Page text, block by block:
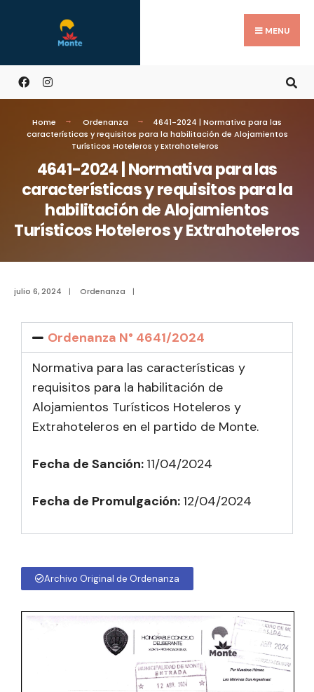
MENU
Home Ordenanza
4641-2024 | Normativa para las
características y requisitos para la habilitación de Alojamientos
Turísticos Hoteleros y Extrahoteleros
4641-2024 | Normativa para las
características y requisitos para la
habilitación de Alojamientos
Turísticos Hoteleros y Extrahoteleros
julio 6, 2024 | Ordenanza |
Ordenanza N° 4641/2024
Normativa para las características y
requisitos para la habilitación de
Alojamientos Turísticos Hoteleros y
Extrahoteleros en el partido de Monte.
Fecha de Sanción: 11/04/2024
Fecha de Promulgación: 12/04/2024
Archivo Original de Ordenanza